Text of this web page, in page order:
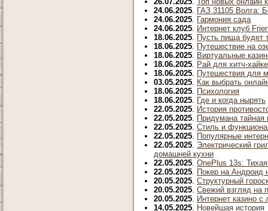
24.06.2025. ГАЗ 31105 Волга:
24.06.2025. Гармония сада
24.06.2025. Интернет клуб
18.06.2025. Пусть пища будет
18.06.2025. Путешествие на
18.06.2025. Виртуальные
18.06.2025. Рай для хитч-
18.06.2025. Путешествия для
03.05.2025. Как выбрать
18.06.2025. Психология
18.06.2025. Где и когда нырять
22.05.2025. История
22.05.2025. Придумана
22.05.2025. Стиль и
22.05.2025. Популярные
22.05.2025. Электрический
домашней кухни
22.05.2025. OnePlus 13s:
22.05.2025. Покер на Андроид
20.05.2025. Структурный
20.05.2025. Свежий взгляд на
20.05.2025. Интернет казино
14.05.2025. Новейшая история